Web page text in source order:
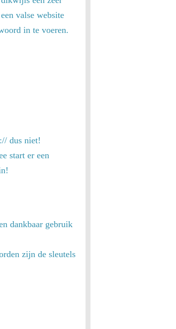
valse website
in te voeren.
dus niet!
start er een
dankbaar gebruik
zijn de sleutels